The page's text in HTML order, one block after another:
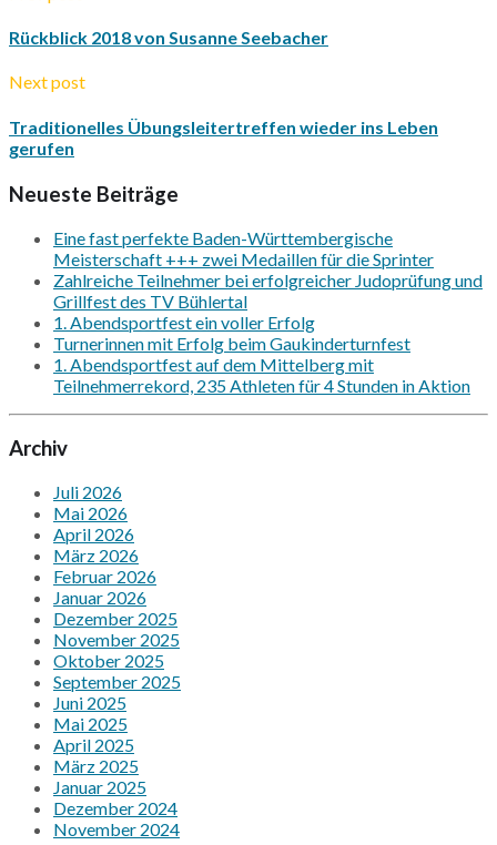
Rückblick 2018 von Susanne Seebacher
Next post
Traditionelles Übungsleitertreffen wieder ins Leben
gerufen
Neueste Beiträge
Eine fast perfekte Baden-Württembergische
Meisterschaft +++ zwei Medaillen für die Sprinter
Zahlreiche Teilnehmer bei erfolgreicher Judoprüfung und
Grillfest des TV Bühlertal
1. Abendsportfest ein voller Erfolg
Turnerinnen mit Erfolg beim Gaukinderturnfest
1. Abendsportfest auf dem Mittelberg mit
Teilnehmerrekord, 235 Athleten für 4 Stunden in Aktion
Archiv
Juli 2026
Mai 2026
April 2026
März 2026
Februar 2026
Januar 2026
Dezember 2025
November 2025
Oktober 2025
September 2025
Juni 2025
Mai 2025
April 2025
März 2025
Januar 2025
Dezember 2024
November 2024